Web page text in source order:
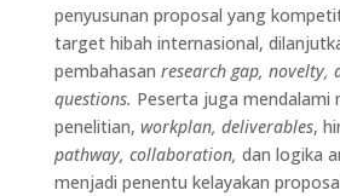
penyusunan proposal yang
target hibah internasional,
pembahasan research gap, novelty,
questions. Peserta juga mendalami
penelitian, workplan, deliverables,
pathway, collaboration, dan logika
menjadi penentu kelayakan